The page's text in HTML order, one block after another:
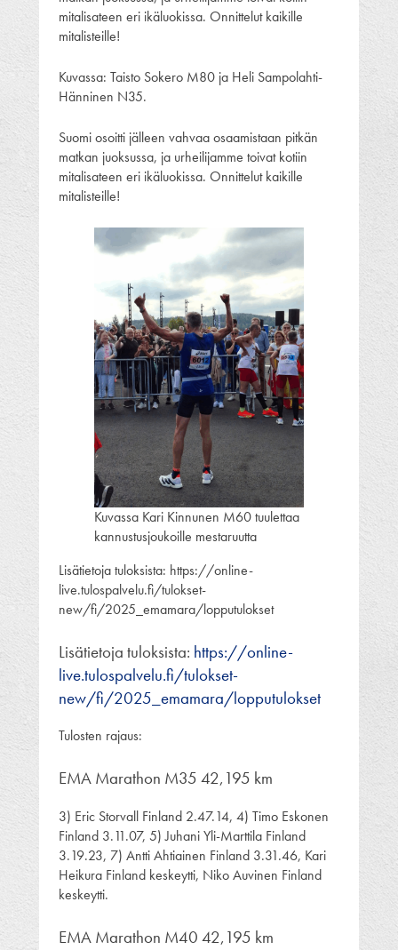
mitalisateen eri ikäluokissa. Onnittelut kaikille
mitalisteille!
Kuvassa: Taisto Sokero M80 ja Heli Sampolahti-
Hänninen N35.
Suomi osoitti jälleen vahvaa osaamistaan pitkän
matkan juoksussa, ja urheilijamme toivat kotiin
mitalisateen eri ikäluokissa. Onnittelut kaikille
mitalisteille!
Kuvassa Kari Kinnunen M60 tuulettaa
kannustusjoukoille mestaruutta
Lisätietoja tuloksista: https://online-
live.tulospalvelu.fi/tulokset-
new/fi/2025_emamara/lopputulokset
Lisätietoja tuloksista: https://online-
live.tulospalvelu.fi/tulokset-
new/fi/2025_emamara/lopputulokset
Tulosten rajaus:
EMA Marathon M35 42,195 km
3) Eric Storvall Finland 2.47.14, 4) Timo Eskonen
Finland 3.11.07, 5) Juhani Yli-Marttila Finland
3.19.23, 7) Antti Ahtiainen Finland 3.31.46, Kari
Heikura Finland keskeytti, Niko Auvinen Finland
keskeytti.
EMA Marathon M40 42,195 km